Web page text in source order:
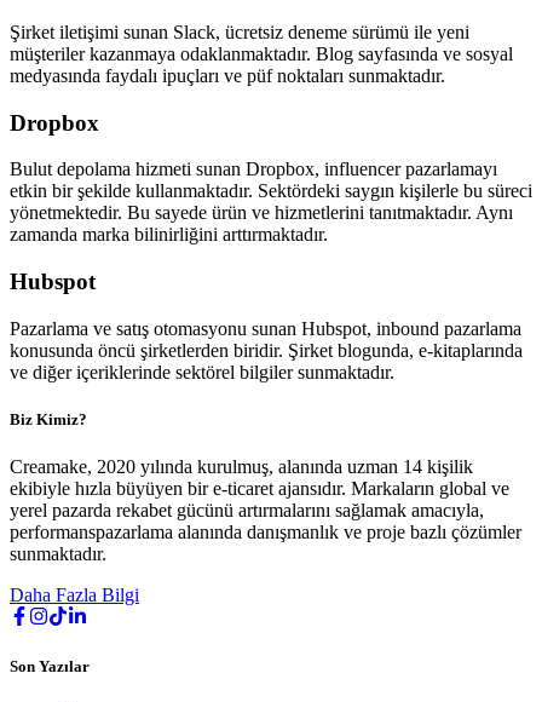
Şirket iletişimi sunan Slack, ücretsiz deneme sürümü ile yeni
müşteriler kazanmaya odaklanmaktadır. Blog sayfasında ve sosyal
medyasında faydalı ipuçları ve püf noktaları sunmaktadır.
Dropbox
Bulut depolama hizmeti sunan Dropbox, influencer pazarlamayı
etkin bir şekilde kullanmaktadır. Sektördeki saygın kişilerle bu süreci
yönetmektedir. Bu sayede ürün ve hizmetlerini tanıtmaktadır. Aynı
zamanda marka bilinirliğini arttırmaktadır.
Hubspot
Pazarlama ve satış otomasyonu sunan Hubspot, inbound pazarlama
konusunda öncü şirketlerden biridir. Şirket blogunda, e-kitaplarında
ve diğer içeriklerinde sektörel bilgiler sunmaktadır.
Biz Kimiz?
Creamake, 2020 yılında kurulmuş, alanında uzman 14 kişilik
ekibiyle hızla büyüyen bir e-ticaret ajansıdır. Markaların global ve
yerel pazarda rekabet gücünü artırmalarını sağlamak amacıyla,
performanspazarlama alanında danışmanlık ve proje bazlı çözümler
sunmaktadır.
Daha Fazla Bilgi
Son Yazılar